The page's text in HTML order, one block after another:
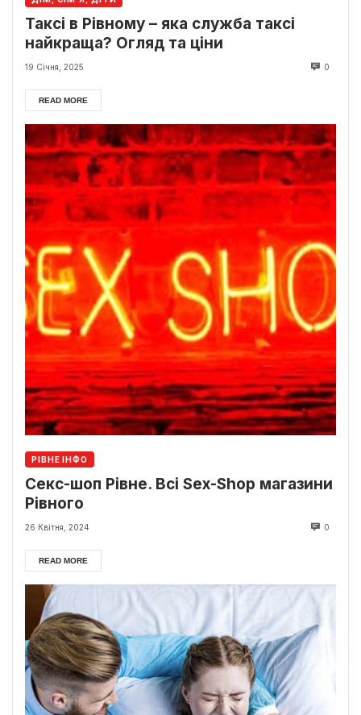
Таксі в Рівному – яка служба таксі
найкраща? Огляд та ціни
19 Січня, 2025 0
READ MORE
РІВНЕ ІНФО
Секс-шоп Рівне. Всі Sex-Shop магазини
Рівного
26 Квітня, 2024 0
READ MORE